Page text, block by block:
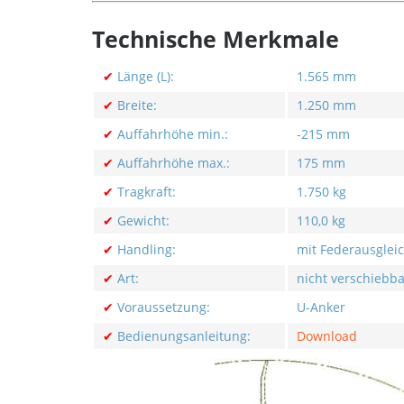
Technische Merkmale
✔ Länge (L):
1.565 mm
✔ Breite:
1.250 mm
✔ Auffahrhöhe min.:
-215 mm
✔ Auffahrhöhe max.:
175 mm
✔ Tragkraft:
1.750 kg
✔ Gewicht:
110,0 kg
✔ Handling:
mit
✔ Art:
nicht
✔ Voraussetzung:
U-Anker
✔ Bedienungsanleitung: Download